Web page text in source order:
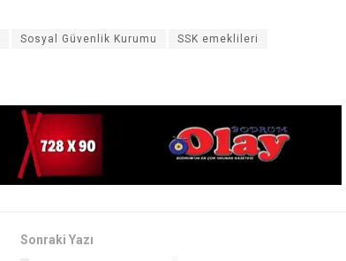
Sosyal Güvenlik Kurumu SSK emeklileri
Sonraki Yazı